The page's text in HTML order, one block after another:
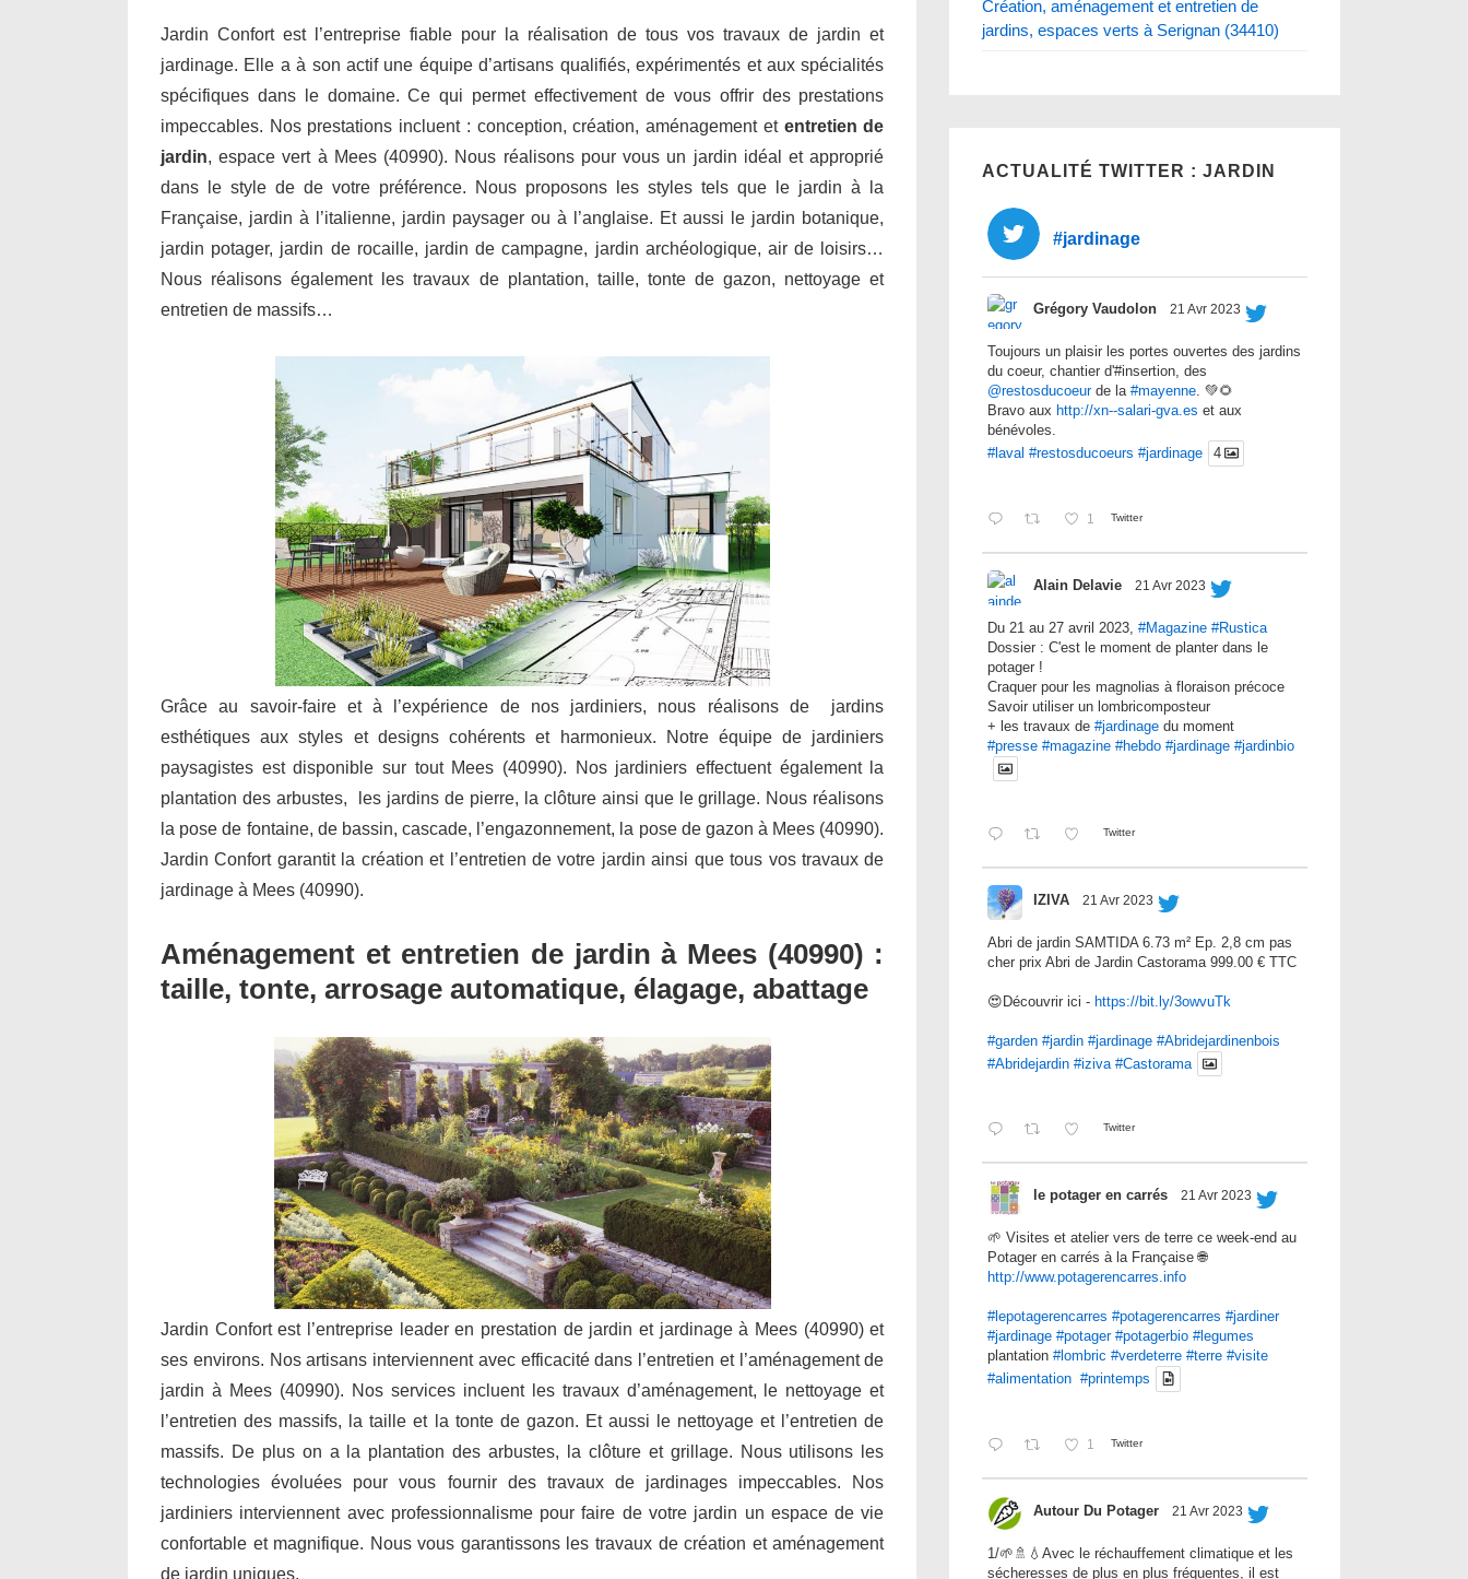
Jardin Confort est l’entreprise fiable pour la réalisation de tous vos travaux de jardin et
jardinage. Elle a à son actif une équipe d’artisans qualifiés, expérimentés et aux spécialités
spécifiques dans le domaine. Ce qui permet effectivement de vous offrir des prestations
impeccables. Nos prestations incluent : conception, création, aménagement et entretien de
jardin, espace vert à Mees (40990). Nous réalisons pour vous un jardin idéal et approprié
dans le style de de votre préférence. Nous proposons les styles tels que le jardin à la
Française, jardin à l’italienne, jardin paysager ou à l’anglaise. Et aussi le jardin botanique,
jardin potager, jardin de rocaille, jardin de campagne, jardin archéologique, air de loisirs…
Nous réalisons également les travaux de plantation, taille, tonte de gazon, nettoyage et
entretien de massifs…
Grâce au savoir-faire et à l’expérience de nos jardiniers, nous réalisons de jardins
esthétiques aux styles et designs cohérents et harmonieux. Notre équipe de jardiniers
paysagistes est disponible sur tout Mees (40990). Nos jardiniers effectuent également la
plantation des arbustes, les jardins de pierre, la clôture ainsi que le grillage. Nous réalisons
la pose de fontaine, de bassin, cascade, l’engazonnement, la pose de gazon à Mees (40990).
Jardin Confort garantit la création et l’entretien de votre jardin ainsi que tous vos travaux de
jardinage à Mees (40990).
Aménagement et entretien de jardin à Mees (40990) :
taille, tonte, arrosage automatique, élagage, abattage
Jardin Confort est l’entreprise leader en prestation de jardin et jardinage à Mees (40990) et
ses environs. Nos artisans interviennent avec efficacité dans l’entretien et l’aménagement de
jardin à Mees (40990). Nos services incluent les travaux d’aménagement, le nettoyage et
l’entretien des massifs, la taille et la tonte de gazon. Et aussi le nettoyage et l’entretien de
massifs. De plus on a la plantation des arbustes, la clôture et grillage. Nous utilisons les
technologies évoluées pour vous fournir des travaux de jardinages impeccables. Nos
jardiniers interviennent avec professionnalisme pour faire de votre jardin un espace de vie
confortable et magnifique. Nous vous garantissons les travaux de création et aménagement
de jardin uniques.
Création, aménagement et entretien de
jardins, espaces verts à Serignan (34410)
ACTUALITÉ TWITTER : JARDIN
#jardinage
Grégory Vaudolon 21 Avr 2023
Toujours un plaisir les portes ouvertes des jardins
du coeur, chantier d'#insertion, des
@restosducoeurde la#mayenne. 💚🌻
Bravo aux http://xn--salari-gva.es et aux
bénévoles.
#laval #restosducoeurs #jardinage 4
1 Twitter
Alain Delavie 21 Avr 2023
Du 21 au 27 avril 2023,#Magazine #Rustica
Dossier : C'est le moment de planter dans le
potager !
Craquer pour les magnolias à floraison précoce
Savoir utiliser un lombricomposteur
+ les travaux de#jardinage du moment
#presse #magazine #hebdo #jardinage #jardinbio
Twitter
IZIVA 21 Avr 2023
Abri de jardin SAMTIDA 6.73 m² Ep. 2,8 cm pas
cher prix Abri de Jardin Castorama 999.00 € TTC
😍Découvrir ici - https://bit.ly/3owvuTk
#garden #jardin #jardinage #Abridejardinenbois
#Abridejardin #iziva #Castorama
Twitter
le potager en carrés 21 Avr 2023
🌱 Visites et atelier vers de terre ce week-end au
Potager en carrés à la Française 🌐
http://www.potagerencarres.info
#lepotagerencarres #potagerencarres #jardiner
#jardinage #potager #potagerbio #legumes
plantation#lombric #verdeterre #terre #visite
#alimentation #printemps
1 Twitter
Autour Du Potager 21 Avr 2023
1/🌱🚿💧Avec le réchauffement climatique et les
sécheresses de plus en plus fréquentes, il est